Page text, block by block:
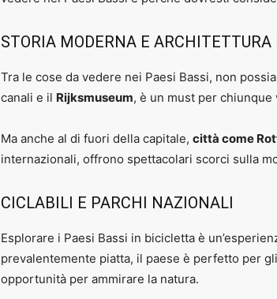
STORIA MODERNA E ARCHITETTURA
Tra le cose da vedere nei Paesi Bassi, non
canali e il Rijksmuseum, è un must per
Ma anche al di fuori della capitale, città come
internazionali, offrono spettacolari scorci sulla
CICLABILI E PARCHI NAZIONALI
Esplorare i Paesi Bassi in bicicletta è
prevalentemente piatta, il paese è perfetto per
opportunità per ammirare la natura.